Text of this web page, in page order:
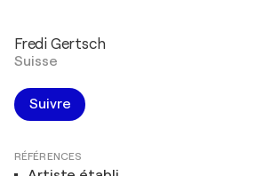
Fredi Gertsch
Suisse
Suivre
RÉFÉRENCES